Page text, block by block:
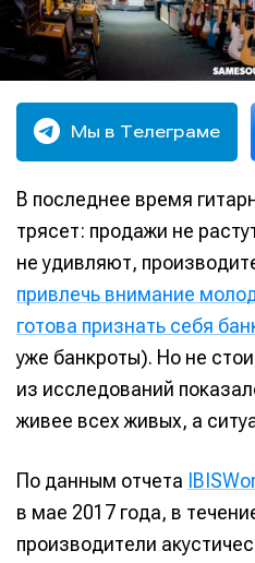
Мы в Телеграме
В последнее время
трясет: продажи не
не удивляют,
привлечь внимание
готова признать себя
уже банкроты). Но не
из исследований
живее всех живых, а
По данным отчета
в мае 2017 года, в
производители